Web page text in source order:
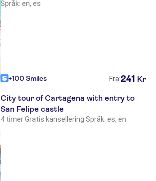
Språk: en, es
+100 Smiles Fra:241 Kr
City tour of Cartagena with entry to
San Felipe castle
4 timer·Gratis kansellering·Språk: es, en